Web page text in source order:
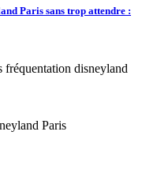
Paris sans trop attendre :
Paris